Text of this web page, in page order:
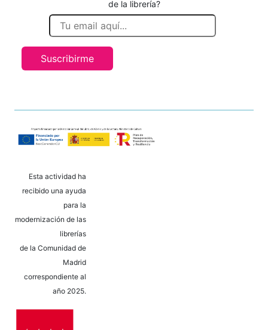
de la librería?
Suscribirme
Esta actividad ha
recibido una ayuda
para la
modernización de las
librerías
de la Comunidad de
Madrid
correspondiente al
año 2025.